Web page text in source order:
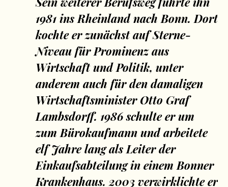
1981 ins Rheinland nach Bonn. Dort
kochte er zunächst auf Sterne-
Niveau für Prominenz aus
Wirtschaft und Politik, unter
anderem auch für den damaligen
Wirtschaftsminister Otto Graf
Lambsdorff. 1986 schulte er um
zum Bürokaufmann und arbeitete
elf Jahre lang als Leiter der
Einkaufsabteilung in einem Bonner
Krankenhaus. 2003 verwirklichte er